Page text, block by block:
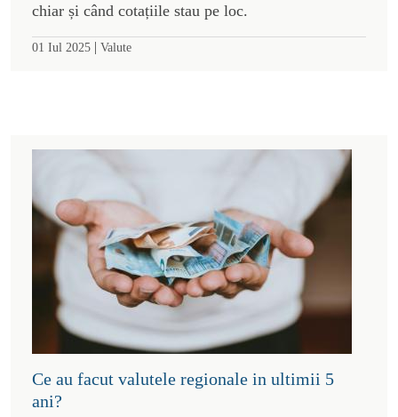
chiar și când cotațiile stau pe loc.
01 Iul 2025 | Valute
Ce au facut valutele regionale in ultimii 5
ani?